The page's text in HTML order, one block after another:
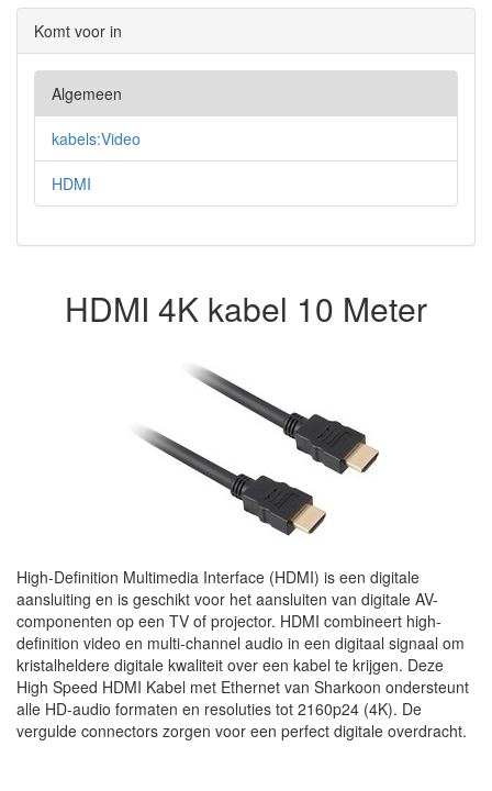
Komt voor in
Algemeen
kabels:Video
HDMI
HDMI 4K kabel 10 Meter
High-Definition Multimedia Interface (HDMI) is een digitale
aansluiting en is geschikt voor het aansluiten van digitale AV-
componenten op een TV of projector. HDMI combineert high-
definition video en multi-channel audio in een digitaal signaal om
kristalheldere digitale kwaliteit over een kabel te krijgen. Deze
High Speed HDMI Kabel met Ethernet van Sharkoon ondersteunt
alle HD-audio formaten en resoluties tot 2160p24 (4K). De
vergulde connectors zorgen voor een perfect digitale overdracht.